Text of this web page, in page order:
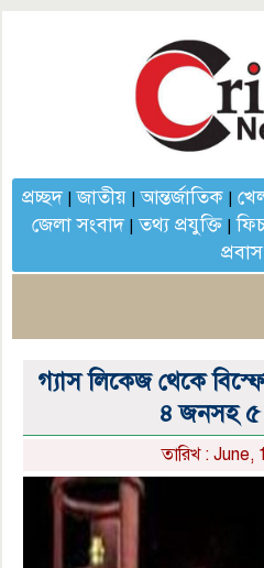
প্রচ্ছদ|জাতীয়|আন্তর্জাতিক|
জেলা সংবাদ|তথ্য প্রযুক্তি |
প্রবাস
গ্যাস লিকেজ থেকে
৪ জনসহ ৫
তারিখ :